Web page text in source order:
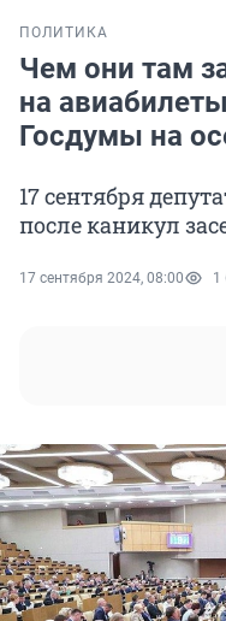
ПОЛИТИКА
Чем они там
на
Госдумы на
17 сентября
после каникул
17 сентября 2024, 08:00 1